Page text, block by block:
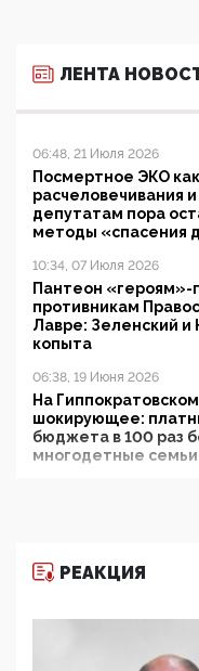
ЛЕНТА
06:48, 21 Июля 2026
Посмертное ЭКО
расчеловечивания
депутатам пора
методы «спасения
10:34, 07 Июля 2026
Пантеон «героям»-
противникам
Лавре: Зеленский и
копыта
06:38, 19 Июня 2026
На
шокирующее:
бюджета в 100 раз
многодетные семьи
11:53, 09 Июня 2026
деятельность
цифроглобалисты
повестку в
РЕАКЦИЯ